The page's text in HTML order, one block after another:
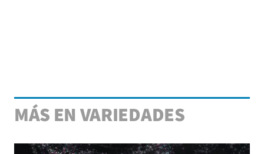
MÁS EN VARIEDADES